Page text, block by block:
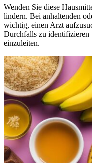
Wenden Sie diese
lindern. Bei anhaltenden
wichtig, einen Arzt
Durchfalls zu identifizieren
einzuleiten.